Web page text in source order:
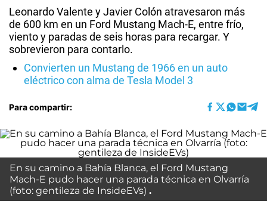
Leonardo Valente y Javier Colón atravesaron más
de 600 km en un Ford Mustang Mach-E, entre frío,
viento y paradas de seis horas para recargar. Y
sobrevieron para contarlo.
Convierten un Mustang de 1966 en un auto
eléctrico con alma de Tesla Model 3
Para compartir:
En su camino a Bahía Blanca, el Ford Mustang
Mach-E pudo hacer una parada técnica en Olvarría
(foto: gentileza de InsideEVs )